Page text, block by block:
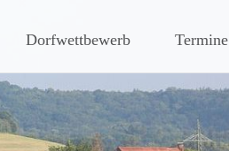
Steigerwaldes
Dorfwettbewerb Termine